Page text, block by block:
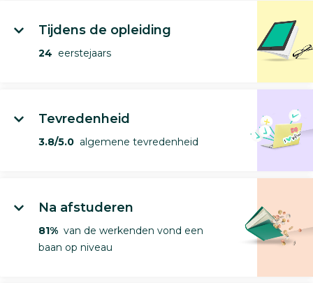
Tijdens de opleiding
24 eerstejaars
Tevredenheid
3.8/5.0 algemene tevredenheid
Na afstuderen
81% van de werkenden vond een
baan op niveau